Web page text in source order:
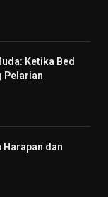
Ketika Bed
Pelarian
Harapan dan